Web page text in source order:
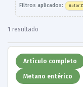
Filtros aplicados: Autor:
1 resultado
Artículo completo
Metano entérico